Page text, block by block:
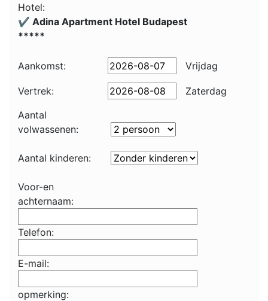
Hotel:
✔️ Adina Apartment Hotel Budapest
*****
Aankomst: Vrijdag
Vertrek:
Zaterdag
Aantal
volwassenen:
Aantal kinderen:
Voor-en
achternaam:
Telefon:
E-mail:
opmerking: